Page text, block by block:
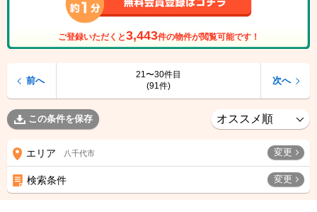
ご登録いただくと3,443件の物件が閲覧可能です！
21〜30件目
(91件)
前へ 次へ
この条件を保存
エリア 八千代市 変更
検索条件 変更